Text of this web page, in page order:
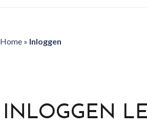
Home» Inloggen
INLOGGEN